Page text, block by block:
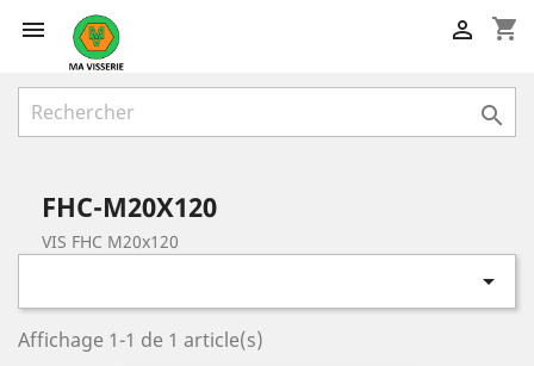
 shopping_cart


FHC-M20X120
VIS FHC M20x120

Affichage 1-1 de 1 article(s)